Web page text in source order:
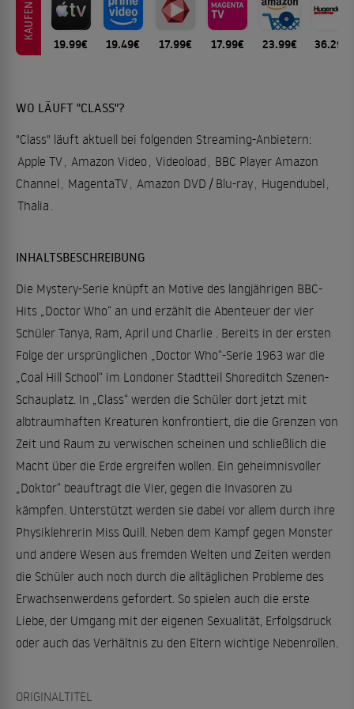
KAUFEN
19.99€ 19.49€ 17.99€ 17.99€ 23.99€ 36.29€
WO LÄUFT "CLASS"?
"Class" läuft aktuell bei folgenden Streaming-Anbietern:
Apple TV Amazon Video Videoload
BBC Player Amazon
Channel
MagentaTV Amazon DVD / Blu-ray Hugendubel
Thalia
INHALTSBESCHREIBUNG
Die Mystery-Serie knüpft an Motive des langjährigen BBC-
Hits „Doctor Who“ an und erzählt die Abenteuer der vier
Schüler Tanya, Ram, April und Charlie . Bereits in der ersten
Folge der ursprünglichen „Doctor Who“-Serie 1963 war die
„Coal Hill School“ im Londoner Stadtteil Shoreditch Szenen-
Schauplatz. In „Class“ werden die Schüler dort jetzt mit
albtraumhaften Kreaturen konfrontiert, die die Grenzen von
Zeit und Raum zu verwischen scheinen und schließlich die
Macht über die Erde ergreifen wollen. Ein geheimnisvoller
„Doktor“ beauftragt die Vier, gegen die Invasoren zu
kämpfen. Unterstützt werden sie dabei vor allem durch ihre
Physiklehrerin Miss Quill. Neben dem Kampf gegen Monster
und andere Wesen aus fremden Welten und Zeiten werden
die Schüler auch noch durch die alltäglichen Probleme des
Erwachsenwerdens gefordert. So spielen auch die erste
Liebe, der Umgang mit der eigenen Sexualität, Erfolgsdruck
oder auch das Verhältnis zu den Eltern wichtige Nebenrollen.
ORIGINALTITEL